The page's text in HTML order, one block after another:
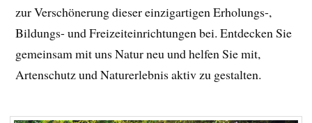
zur Verschönerung dieser einzigartigen Erholungs-,
Bildungs- und Freizeiteinrichtungen bei. Entdecken Sie
gemeinsam mit uns Natur neu und helfen Sie mit,
Artenschutz und Naturerlebnis aktiv zu gestalten.